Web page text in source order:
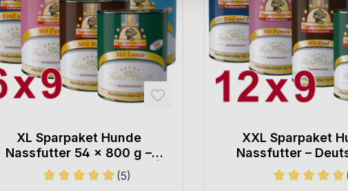
XL Sparpaket Hunde
Nassfutter 54 × 800 g –
Premium Metzgerqualität |
Alleinfuttermittel für Hunde
(5)
XXL Sparpaket
Nassfutter –
Metzger-Nassfutter
× 400 g